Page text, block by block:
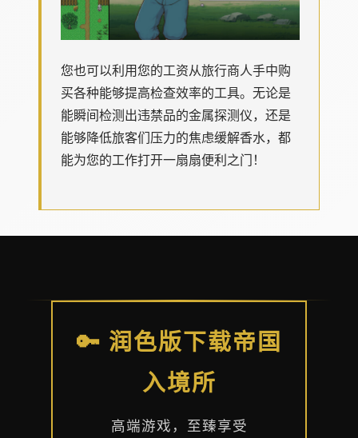
您也可以利用您的工资从旅行商人手中购
买各种能够提高检查效率的工具。无论是
能瞬间检测出违禁品的金属探测仪，还是
能够降低旅客们压力的焦虑缓解香水，都
能为您的工作打开一扇扇便利之门！
🔑 润色版下载帝国
入境所
高端游戏，至臻享受